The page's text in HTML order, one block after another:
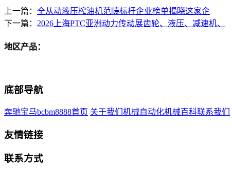
上一篇： 全从动液压榨油机范畴标杆企业榜单揭晓这家企
下一篇： 2026上海PTC亚洲动力传动展齿轮、液压、减速机、
地区产品：
底部导航
奔驰宝马bcbm8888首页 关于我们 机械自动化机械百科联系我们
友情链接
联系方式